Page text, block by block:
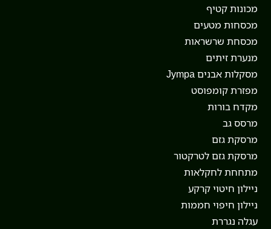
מכונות קטיף
מכסחות מטעים
מכסחת שרשראות
מנערת זיתים
מסקלות אבנים Jympa
מפזרת קומפוסט
מקדח בורות
מרסס גב
מרסקת גזם
מרסקת גזם לטרקטור
מתחחת לחקלאות
ניילון חיטוי קרקע
ניילון חיפוי חממות
עגלה נגררת